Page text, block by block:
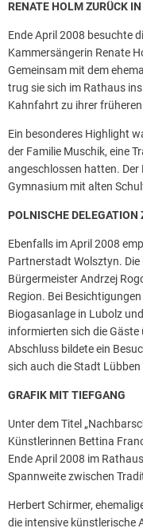
RENATE HOLM ZURÜCK
Ende April 2008 besuchte
Kammersängerin Renate
Gemeinsam mit dem
trug sie sich im Rathaus
Kahnfahrt zu ihrer
Ein besonderes Highlight
der Familie Muschik, eine
angeschlossen hatten.
Gymnasium mit alten
POLNISCHE DELEGATION
Ebenfalls im April 2008
Partnerstadt Wolsztyn.
Bürgermeister Andrzej
Region. Bei
Biogasanlage in Lubolz
informierten sich die
Abschluss bildete ein
sich auch die Stadt
GRAFIK MIT TIEFGANG
Unter dem Titel
Künstlerinnen Bettina
Ende April 2008 im
Spannweite zwischen
Herbert Schirmer,
die intensive künstlerische